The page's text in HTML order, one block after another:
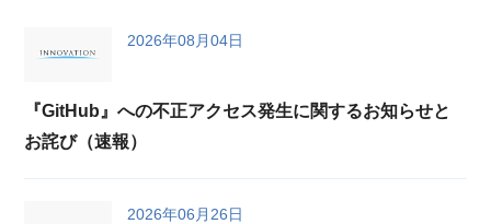
2026年08月04日
『GitHub』への不正アクセス発生に関するお知らせと
お詫び（速報）
2026年06月26日